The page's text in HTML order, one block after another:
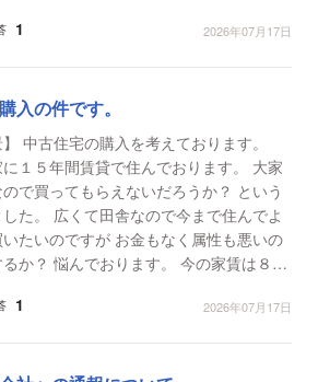
1 2026年07月17日
入の件です。
】 中古住宅の購入を考えております。
１５年間賃貸で住んでおります。 大家
で買ってもらえないだろうか？ という
た。 広くて田舎なので今まで住んでよ
たいのですが お金もなく属性も悪いの
か？ 悩んでおります。 今の家賃は８万
1 2026年07月17日